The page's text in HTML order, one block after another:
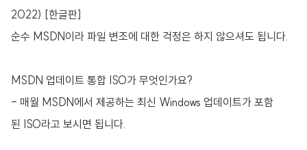
2022) [한글판]
순수 MSDN이라 파일 변조에 대한 걱정은 하지 않으셔도 됩니다.
MSDN 업데이트 통합 ISO가 무엇인가요?
- 매월 MSDN에서 제공하는 최신 Windows 업데이트가 포함
된 ISO라고 보시면 됩니다.